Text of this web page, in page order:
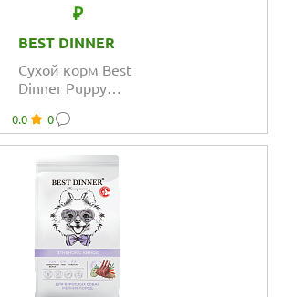
₽
BEST DINNER
Сухой корм Best
Dinner Puppy
Small&Mini Lamb
& Berry для
щенков малых
пород и
беременных
собак, ягнёнок и
ягоды
0.0 0